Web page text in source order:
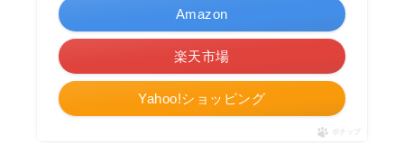
Amazon
楽天市場
Yahoo!ショッピング
ポチップ